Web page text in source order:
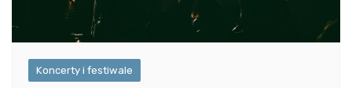
Koncerty i festiwale